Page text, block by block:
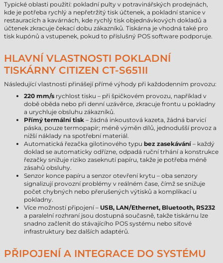
Typické oblasti použití: pokladní pulty v potravinářských prodejnách,
kde je potřeba rychlý a nepřetržitý tisk účtenek, a pokladní stanice v
restauracích a kavárnách, kde rychlý tisk objednávkových dokladů a
účtenek zkracuje čekací dobu zákazníků. Tiskárna je vhodná také pro
tisk kupónů a vstupenek, pokud to příslušný POS software podporuje.
HLAVNÍ VLASTNOSTI POKLADNÍ
TISKÁRNY CITIZEN CT-S651II
Následující vlastnosti přinášejí přímé výhody při každodenním provozu:
220 mm/s rychlost tisku – při špičkovém provozu, například v
době oběda nebo při denní uzávěrce, zkracuje frontu u pokladny
a urychluje obsluhu zákazníků.
Přímý termální tisk – žádná inkoustová kazeta, žádná barvicí
páska, pouze termopapír; méně výměn dílů, jednodušší provoz a
nižší náklady na spotřební materiál.
Automatická řezačka gilotinového typu bez zasekávání – každý
doklad se automaticky odřízne, odpadá ruční trhání a konstrukce
řezačky snižuje riziko zaseknutí papíru, takže je potřeba méně
zásahů obsluhy.
Senzor konce papíru a senzor otevření krytu – oba senzory
signalizují provozní problémy v reálném čase, čímž se snižuje
počet chybných nebo přerušených výtisků a komplikací u
pokladny.
Více možností připojení – USB, LAN/Ethernet, Bluetooth, RS232
a paralelní rozhraní jsou dostupná současně, takže tiskárnu lze
snadno začlenit do stávajícího POS systému nebo síťové
infrastruktury bez dalších adaptérů.
PŘIPOJENÍ A INTEGRACE DO SYSTÉMU